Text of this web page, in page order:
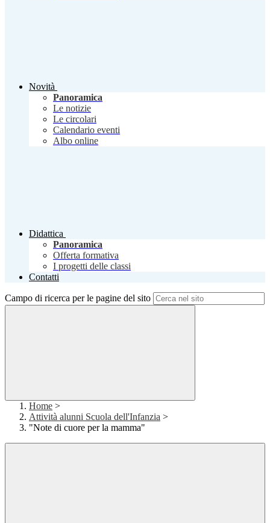
Novità
Panoramica
Le notizie
Le circolari
Calendario eventi
Albo online
Didattica
Panoramica
Offerta formativa
I progetti delle classi
Contatti
Campo di ricerca per le pagine del sito
Home >
Attività alunni Scuola dell'Infanzia >
"Note di cuore per la mamma"